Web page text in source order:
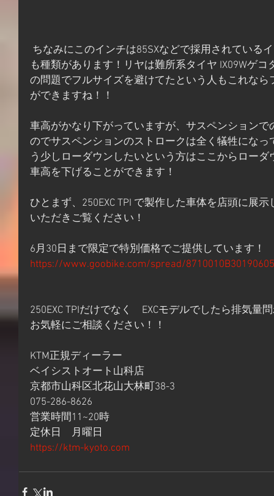
も種類があります！リヤは難所系タイヤ IX09Wゲ
の問題でフルサイズを避けてたという人もこれな
ができますね！！
車高がかなり下がっていますが、サスペンション
のでサスペンションのストロークは全く犠牲にな
う少しローダウンしたいという方はここからロー
車高を下げることができます！
ひとまず、250EXC TPI で製作した車体を店頭に展
いただきご覧ください！
6月30日まで限定で特別価格でご提供しています！
https://www.goobike.com/spread/
250EXC TPIだけでなく　EXCモデルでしたら排気量
お気軽にご相談ください！！
KTM正規ディーラー
ベイシストオート山科店
京都市山科区北花山大林町38-3
075-286-8626
営業時間11~20時
定休日　月曜日
https://ktm-kyoto.com